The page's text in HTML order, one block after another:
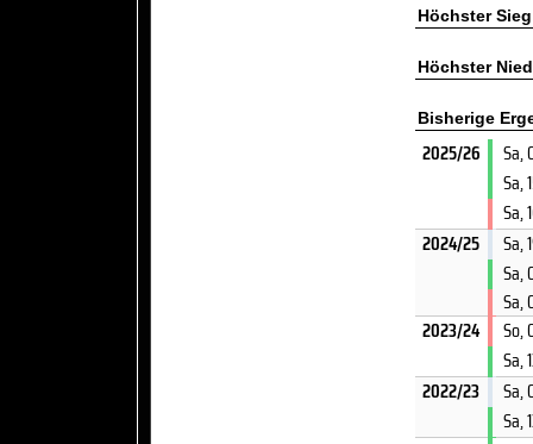
Höchster Sieg
Höchster
Bisherige
2025/26
Sa,
Sa,
Sa,
2024/25
Sa,
Sa,
Sa,
2023/24
So,
Sa,
2022/23
Sa,
Sa,